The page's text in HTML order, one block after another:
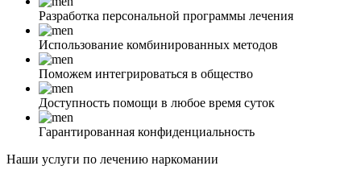
Разработка персональной программы лечения
Использование комбинированных методов
Поможем интегрироваться в общество
Доступность помощи в любое время суток
Гарантированная конфиденциальность
Наши услуги по лечению наркомании